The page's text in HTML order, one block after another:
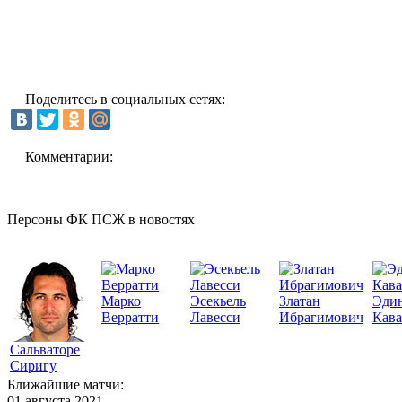
Поделитесь в социальных сетях:
Комментарии:
Персоны ФК ПСЖ в новостях
Сальваторе
Сиригу
Марко
Верратти
Эсекьель
Лавесси
Златан
Ибрагимович
Ближайшие матчи: